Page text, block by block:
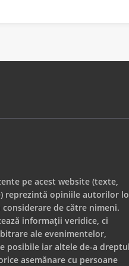
pe acest website (texte,
reprezintă opiniile autorilor
de către nimeni.
informații veridice, ci
ale evenimentelor,
posibile iar altele de-a
asemănare cu persoane